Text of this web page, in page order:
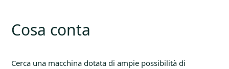
Cosa conta
Cerca una macchina dotata di ampie possibilità di